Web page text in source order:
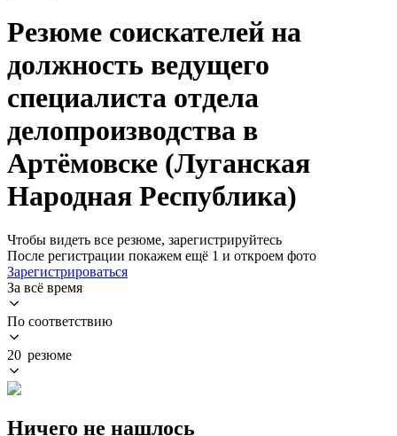
Резюме соискателей на
должность ведущего
специалиста отдела
делопроизводства в
Артёмовске (Луганская
Народная Республика)
Чтобы видеть все резюме, зарегистрируйтесь
После регистрации покажем ещё 1 и откроем фото
Зарегистрироваться
За всё время
По соответствию
20 резюме
Ничего не нашлось